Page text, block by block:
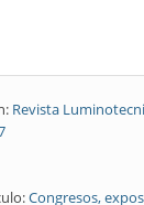
Revista
Congresos,